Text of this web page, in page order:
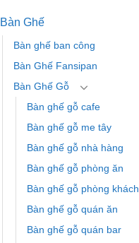
Bàn Ghế
Bàn ghế ban công
Bàn Ghế Fansipan
Bàn Ghế Gỗ
Bàn ghế gỗ cafe
Bàn ghế gỗ me tây
Bàn ghế gỗ nhà hàng
Bàn ghế gỗ phòng ăn
Bàn ghế gỗ phòng khách
Bàn ghế gỗ quán ăn
Bàn ghế gỗ quán bar